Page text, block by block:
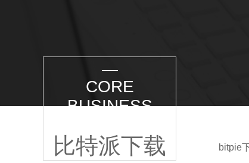
CORE
BUSINESS
比特派下载
bitpie